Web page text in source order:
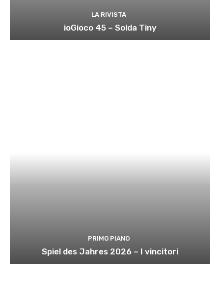
LA RIVISTA
ioGioco 45 – Solda Tiny
PRIMO PIANO
Spiel des Jahres 2026 – I vincitori